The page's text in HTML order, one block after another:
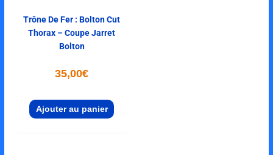
Trône De Fer : Bolton Cut
Thorax – Coupe Jarret
Bolton
35,00€
Ajouter au panier